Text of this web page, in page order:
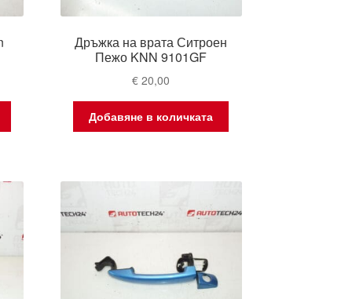
Дръжка на врата Ситроен
Пежо KNN 9101GF
€ 20,00
Добавяне в количката